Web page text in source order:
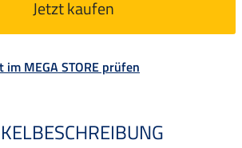
Jetzt kaufen
MEGA STORE prüfen